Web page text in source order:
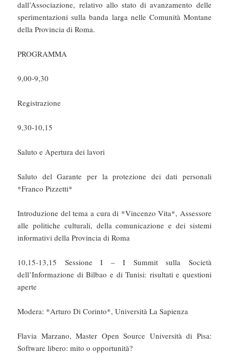
dall’Associazione, relativo allo stato di avanzamento delle
sperimentazioni sulla banda larga nelle Comunità Montane
della Provincia di Roma.
PROGRAMMA
9,00-9,30
Registrazione
9,30-10,15
Saluto e Apertura dei lavori
Saluto del Garante per la protezione dei dati personali
*Franco Pizzetti*
Introduzione del tema a cura di *Vincenzo Vita*, Assessore
alle politiche culturali, della comunicazione e dei sistemi
informativi della Provincia di Roma
10,15-13,15 Sessione I – I Summit sulla Società
dell’Informazione di Bilbao e di Tunisi: risultati e questioni
aperte
Modera: *Arturo Di Corinto*, Università La Sapienza
Flavia Marzano, Master Open Source Università di Pisa:
Software libero: mito o opportunità?